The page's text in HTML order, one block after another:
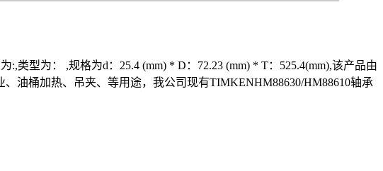
类型为： ,规格为d：25.4 (mm) * D：72.23 (mm) * T：525.4(mm),该产品由
油桶加热、吊夹、等用途，我公司现有TIMKENHM88630/HM88610轴承